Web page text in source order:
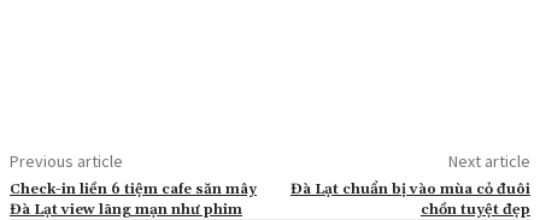
Previous article
Check-in liền 6 tiệm cafe săn mây
Đà Lạt view lãng mạn như phim
Next article
Đà Lạt chuẩn bị vào mùa cỏ đuôi
chồn tuyệt đẹp